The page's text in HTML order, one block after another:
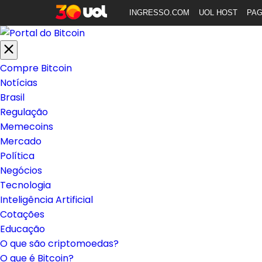
INGRESSO.COM UOL HOST
Compre Bitcoin
Notícias
Brasil
Regulação
Memecoins
Mercado
Política
Negócios
Tecnologia
Inteligência Artificial
Cotações
Educação
O que são criptomoedas?
O que é Bitcoin?